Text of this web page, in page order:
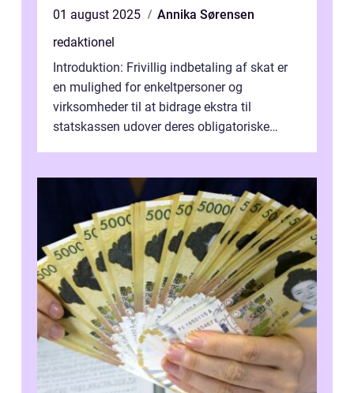
01 august 2025
Annika Sørensen
redaktionel
Introduktion: Frivillig indbetaling af skat er
en mulighed for enkeltpersoner og
virksomheder til at bidrage ekstra til
statskassen udover deres obligatoriske